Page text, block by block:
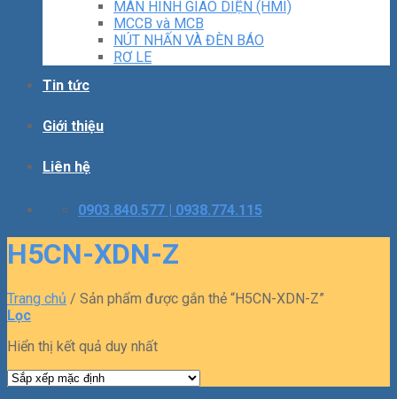
MÀN HÌNH GIAO DIỆN (HMI)
MCCB và MCB
NÚT NHẤN VÀ ĐÈN BÁO
RƠ LE
Tin tức
Giới thiệu
Liên hệ
0903.840.577 | 0938.774.115
H5CN-XDN-Z
Trang chủ / Sản phẩm được gắn thẻ “H5CN-XDN-Z”
Lọc
Hiển thị kết quả duy nhất